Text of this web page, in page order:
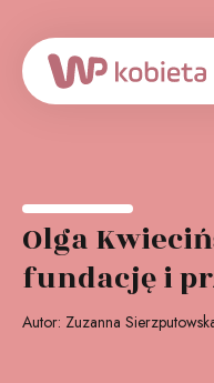
Sponsor
strategiczny:
Olga
fundację i
Autor: Zuzanna